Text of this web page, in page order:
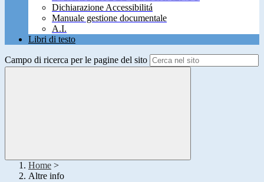
Dichiarazione Accessibilitá
Manuale gestione documentale
A.I.
Libri di testo
Campo di ricerca per le pagine del sito
Home >
Altre info